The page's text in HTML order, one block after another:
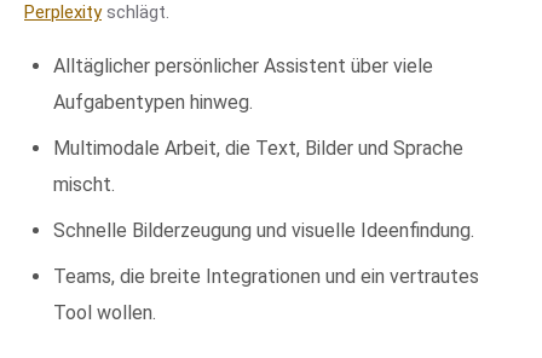
Perplexityschlägt.
Alltäglicher persönlicher Assistent über viele
Aufgabentypen hinweg.
Multimodale Arbeit, die Text, Bilder und Sprache
mischt.
Schnelle Bilderzeugung und visuelle Ideenfindung.
Teams, die breite Integrationen und ein vertrautes
Tool wollen.